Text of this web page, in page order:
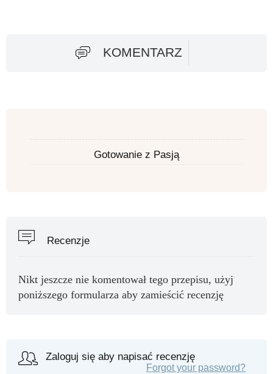
KOMENTARZ
Gotowanie z Pasją
Recenzje
Nikt jeszcze nie komentował tego przepisu, użyj
poniższego formularza aby zamieścić recenzję
Zaloguj się aby napisać recenzję
Forgot your password?